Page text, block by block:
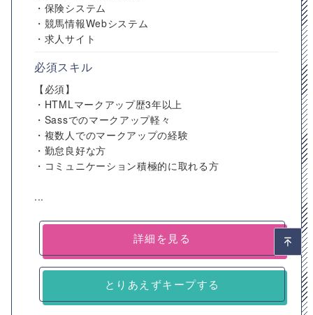
・保険システム
・競馬情報Webシステム
・求人サイト
必須スキル
【必須】
・HTMLマークアップ歴3年以上
・Sassでのマークアップ軽々
・複数人でのマークアップの経験
・勤怠良好な方
・コミュニケーション積極的に取れる方
...
詳細を見る
とりあえずキープする